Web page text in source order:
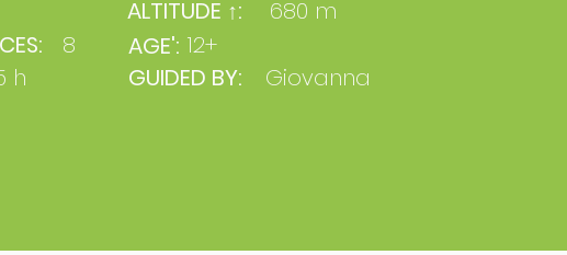
ALTITUDE ↑:
680 m
AGE': 12+
8
h GUIDED BY: Giovanna